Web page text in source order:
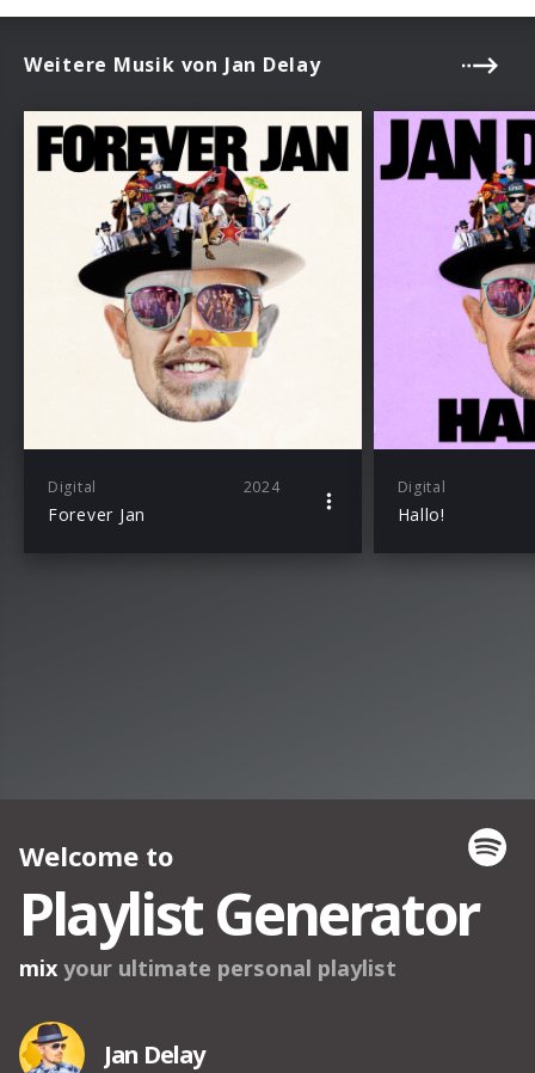
Weitere Musik von Jan Delay
Digital 2024
Forever Jan
Digital
Hallo!